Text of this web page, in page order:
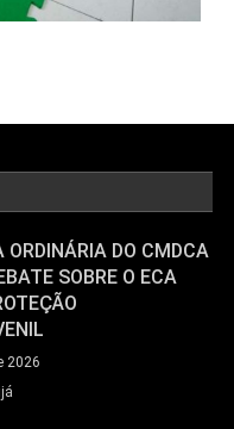
ORDINÁRIA DO CMDCA
SOBRE O ECA
2026